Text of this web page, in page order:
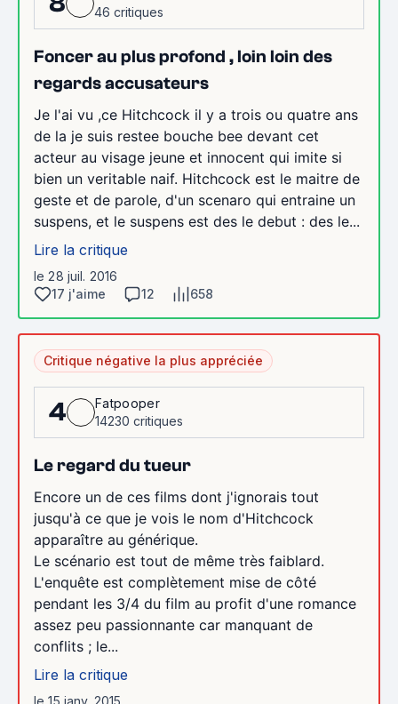
46 critiques
Foncer au plus profond , loin loin des
regards accusateurs
Je l'ai vu ,ce Hitchcock il y a trois ou quatre ans
de la je suis restee bouche bee devant cet
acteur au visage jeune et innocent qui imite si
bien un veritable naif. Hitchcock est le maitre de
geste et de parole, d'un scenaro qui entraine un
suspens, et le suspens est des le debut : des le...
Lire la critique
le 28 juil. 2016
17 j'aime
12 658
Critique négative la plus appréciée
4
Fatpooper
14230 critiques
Le regard du tueur
Encore un de ces films dont j'ignorais tout
jusqu'à ce que je vois le nom d'Hitchcock
apparaître au générique.
Le scénario est tout de même très faiblard.
L'enquête est complètement mise de côté
pendant les 3/4 du film au profit d'une romance
assez peu passionnante car manquant de
conflits ; le...
Lire la critique
le 15 janv. 2015